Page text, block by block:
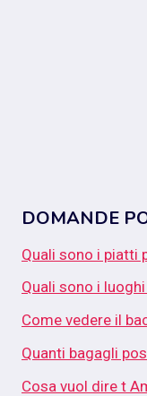
DOMANDE
Quali sono i piatti
Quali sono i
Come vedere il
Quanti bagagli
Cosa vuol dire t